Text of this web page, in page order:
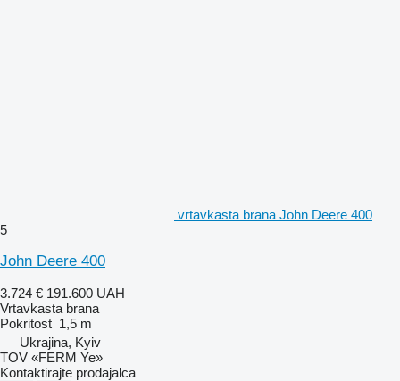
vrtavkasta brana John Deere 400
5
John Deere 400
3.724 € 191.600 UAH
Vrtavkasta brana
Pokritost 1,5 m
Ukrajina, Kyiv
TOV «FERM Ye»
Kontaktirajte prodajalca